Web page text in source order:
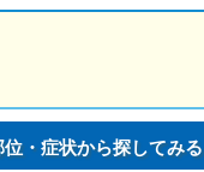
位・症状から探してみる